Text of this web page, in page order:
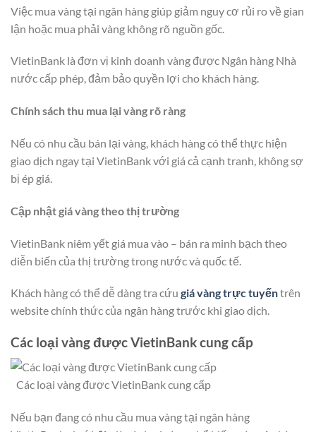
Việc mua vàng tại ngân hàng giúp giảm nguy cơ rủi ro về gian
lận hoặc mua phải vàng không rõ nguồn gốc.
VietinBank là đơn vị kinh doanh vàng được Ngân hàng Nhà
nước cấp phép, đảm bảo quyền lợi cho khách hàng.
Chính sách thu mua lại vàng rõ ràng
Nếu có nhu cầu bán lại vàng, khách hàng có thể thực hiện
giao dịch ngay tại VietinBank với giá cả cạnh tranh, không sợ
bị ép giá.
Cập nhật giá vàng theo thị trường
VietinBank niêm yết giá mua vào – bán ra minh bạch theo
diễn biến của thị trường trong nước và quốc tế.
Khách hàng có thể dễ dàng tra cứu giá vàng trực tuyếntrên
website chính thức của ngân hàng trước khi giao dịch.
Các loại vàng được VietinBank cung cấp
Các loại vàng được VietinBank cung cấp
Nếu bạn đang có nhu cầu mua vàng tại ngân hàng